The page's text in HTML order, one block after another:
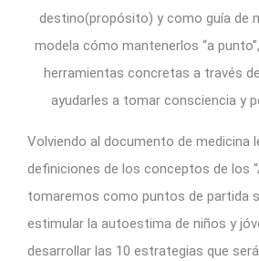
destino(propósito) y como guía de
modela cómo mantenerlos “a
herramientas concretas a través
ayudarles a tomar consciencia y
Volviendo al documento de medicina
definiciones de los conceptos de los
tomaremos como puntos de partida
estimular la autoestima de niños y
desarrollar las 10 estrategias que